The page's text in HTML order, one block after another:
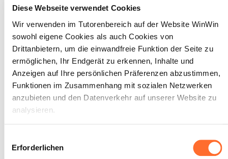
Diese Webseite verwendet Cookies
Wir verwenden im Tutorenbereich auf der Website WinWin
sowohl eigene Cookies als auch Cookies von
Drittanbietern, um die einwandfreie Funktion der Seite zu
ermöglichen, Ihr Endgerät zu erkennen, Inhalte und
Anzeigen auf Ihre persönlichen Präferenzen abzustimmen,
Funktionen im Zusammenhang mit sozialen Netzwerken
anzubieten und den Datenverkehr auf unserer Website zu
analysieren.
akzeptieren, ablehnen oder konfigurieren. Davon
Erforderlichen
Die Stricharten werden überwiegend
fachgerecht angewendet. (Die Stricharten
ist zulässig.) Die Strichstärken werden
überwiegend fachgerecht angewendet.
(Die Strichstärken sind zu 85% richtig.
Mindestens ein Fehler ist zulässig.)
Fehlende Linien werden in beiden Fällen
als falsch angesehen.
Die maßgebenden Symbole werden
Das Schriftfeld ist fachgerecht dargestellt.